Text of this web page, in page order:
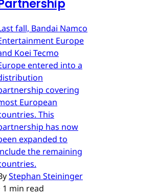
fall, Bandai Namco
Europe
Koei Tecmo
entered into a
covering
European
This
has now
expanded to
the remaining
Stephan Steininger
1 min read